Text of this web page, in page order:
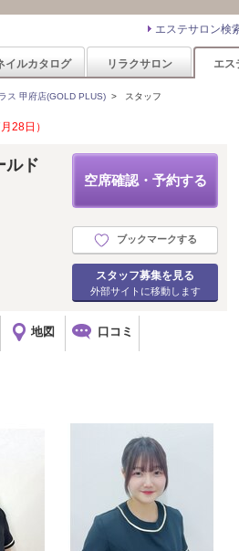
エステサロン検
イルカタログ リラクサロン エス
ス 甲府店(GOLD PLUS) > スタッフ
28日）
空席確認・予約する
ブックマークする
スタッフ募集を見る
外部サイトに移動します
ルド
地図 口コミ